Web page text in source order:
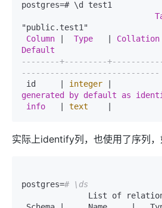
postgres=# \d test1
"public.test1"
Column
Type Collation
Default
--------+---------
id     | integer
generated
by default as
info
text
实际上identify列，也使用了序列，
postgres=# \ds